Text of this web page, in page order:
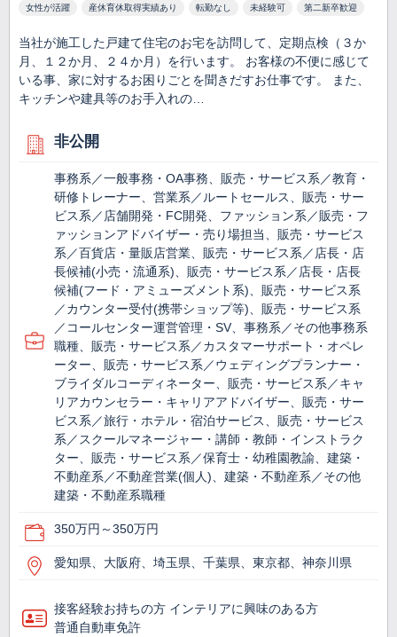
女性が活躍 産休育休取得実績あり 転勤なし 未経験可 第二新卒歓迎
当社が施工した戸建て住宅のお宅を訪問して、定期点検（３か
月、１２か月、２４か月）を行います。 お客様の不便に感じて
いる事、家に対するお困りごとを聞きだすお仕事です。 また、
キッチンや建具等のお手入れの…
非公開
事務系／一般事務・OA事務、販売・サービス系／教育・
研修トレーナー、営業系／ルートセールス、販売・サー
ビス系／店舗開発・FC開発、ファッション系／販売・フ
ァッションアドバイザー・売り場担当、販売・サービス
系／百貨店・量販店営業、販売・サービス系／店長・店
長候補(小売・流通系)、販売・サービス系／店長・店長
候補(フード・アミューズメント系)、販売・サービス系
／カウンター受付(携帯ショップ等)、販売・サービス系
／コールセンター運営管理・SV、事務系／その他事務系
職種、販売・サービス系／カスタマーサポート・オペレ
ーター、販売・サービス系／ウェディングプランナー・
ブライダルコーディネーター、販売・サービス系／キャ
リアカウンセラー・キャリアアドバイザー、販売・サー
ビス系／旅行・ホテル・宿泊サービス、販売・サービス
系／スクールマネージャー・講師・教師・インストラク
ター、販売・サービス系／保育士・幼稚園教諭、建築・
不動産系／不動産営業(個人)、建築・不動産系／その他
建築・不動産系職種
350万円～350万円
愛知県、大阪府、埼玉県、千葉県、東京都、神奈川県
接客経験お持ちの方 インテリアに興味のある方
普通自動車免許